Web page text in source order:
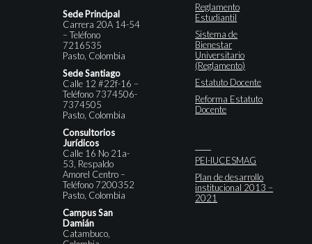
Sede Principal
Carrera 20A 14-54
– Teléfono
7216535
Pasto, Colombia
Sede Santiago
Calle 12 #22f-16 –
Teléfono 7374506-
7374505
Pasto, Colombia
Consultorios
Jurídicos
Calle 16 No 21a-
53, Respaldo
Amorel Centro –
Teléfono 7200352
Pasto, Colombia
Campus San
Damián
Catambuco,
Reglamento
Estudiantil
Sistema de
Bienestar
Universitario
(Reglamento)
Estatuto Docente
Reforma Estatuto
Docente
PEI-IUCESMAG
Plan de desarrollo
institucional 2013 –
2021